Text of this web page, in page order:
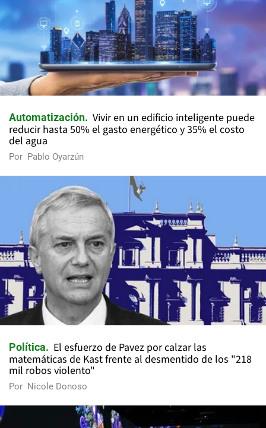
Automatización
Vivir en un edificio inteligente puede
reducir hasta 50% el gasto energético y 35% el costo
del agua
Por Pablo Oyarzún
Política
El esfuerzo de Pavez por calzar las
matemáticas de Kast frente al desmentido de los "218
mil robos violento"
Por Nicole Donoso